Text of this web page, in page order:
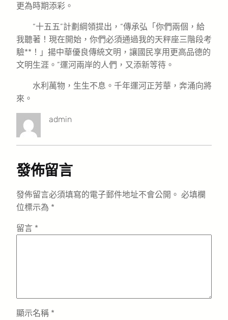
更為時期添彩。
“十五五”計劃綱領提出，“傳承弘「你們兩個，給
我聽著！現在開始，你們必須通過我的天秤座三階段考
驗**！」揚中華優良傳統文明，讓國民享用更高品德的
文明生涯。”運河兩岸的人們，又添新等待。
水利萬物，生生不息。千年運河正芳華，奔涌向將
來。
admin
發佈留言
發佈留言必須填寫的電子郵件地址不會公開。 必填欄
位標示為 *
留言 *
顯示名稱 *